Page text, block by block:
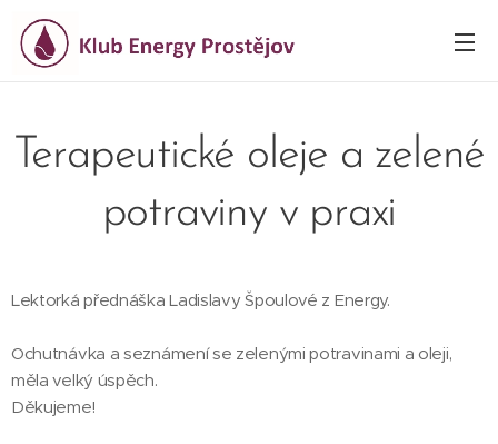
Terapeutické oleje a zelené
potraviny v praxi
Lektorká přednáška Ladislavy Špoulové z Energy.
Ochutnávka a seznámení se zelenými potravinami a oleji,
měla velký úspěch.
Děkujeme!